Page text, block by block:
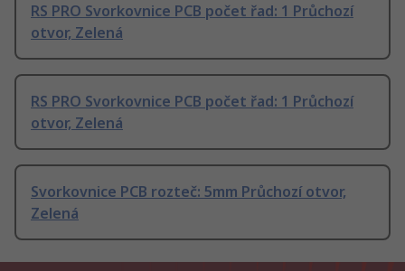
RS PRO Svorkovnice PCB počet řad: 1 Průchozí
otvor, Zelená
RS PRO Svorkovnice PCB počet řad: 1 Průchozí
otvor, Zelená
Svorkovnice PCB rozteč: 5mm Průchozí otvor,
Zelená